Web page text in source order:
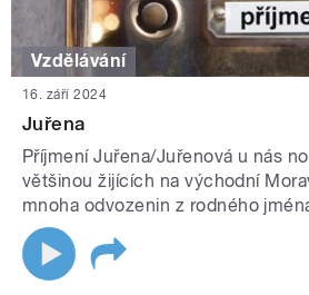
Vzdělávání
16. září 2024
Juřena
Příjmení Juřena/Juřenová u nás
většinou žijících na východní
mnoha odvozenin z rodného